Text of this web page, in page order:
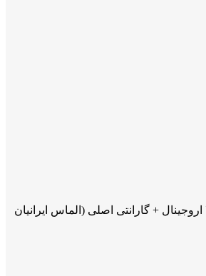
+ گارانتی اصلی (الماس ایرانیان